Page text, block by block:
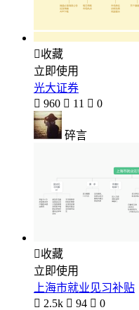
收藏
立即使用
光大证券
 960  11  0
碎言
收藏
立即使用
上海市就业见习补贴
 2.5k  94  0